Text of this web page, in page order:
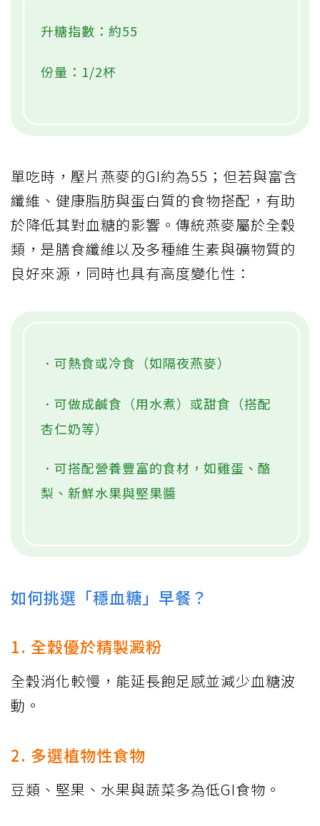
升糖指數：約55
份量：1/2杯
單吃時，壓片燕麥的GI約為55；但若與富含
纖維、健康脂肪與蛋白質的食物搭配，有助
於降低其對血糖的影響。傳統燕麥屬於全穀
類，是膳食纖維以及多種維生素與礦物質的
良好來源，同時也具有高度變化性：
．可熱食或冷食（如隔夜燕麥）
．可做成鹹食（用水煮）或甜食（搭配
杏仁奶等）
．可搭配營養豐富的食材，如雞蛋、酪
梨、新鮮水果與堅果醬
如何挑選「穩血糖」早餐？
1. 全穀優於精製澱粉
全穀消化較慢，能延長飽足感並減少血糖波
動。
2. 多選植物性食物
豆類、堅果、水果與蔬菜多為低GI食物。